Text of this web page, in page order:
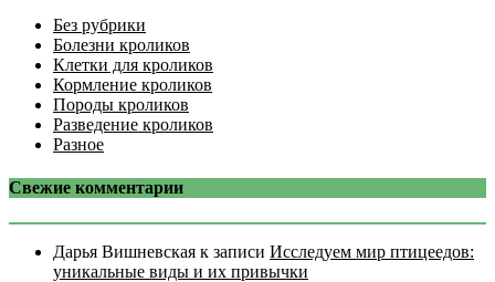
Без рубрики
Болезни кроликов
Клетки для кроликов
Кормление кроликов
Породы кроликов
Разведение кроликов
Разное
Свежие комментарии
Дарья Вишневская к записи Исследуем мир птицеедов:
уникальные виды и их привычки